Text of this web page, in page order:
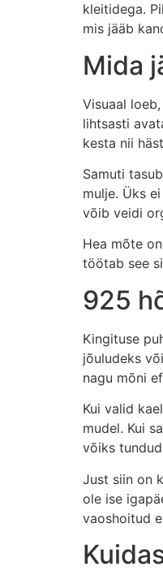
kleitidega.
mis jääb
Mida
Visuaal
lihtsasti
kesta nii
Samuti
mulje. Üks
võib veidi
Hea mõte
töötab see
925
Kingituse
jõuludeks
nagu mõni
Kui valid
mudel. Kui
võiks
Just siin on
ole ise
vaoshoitud